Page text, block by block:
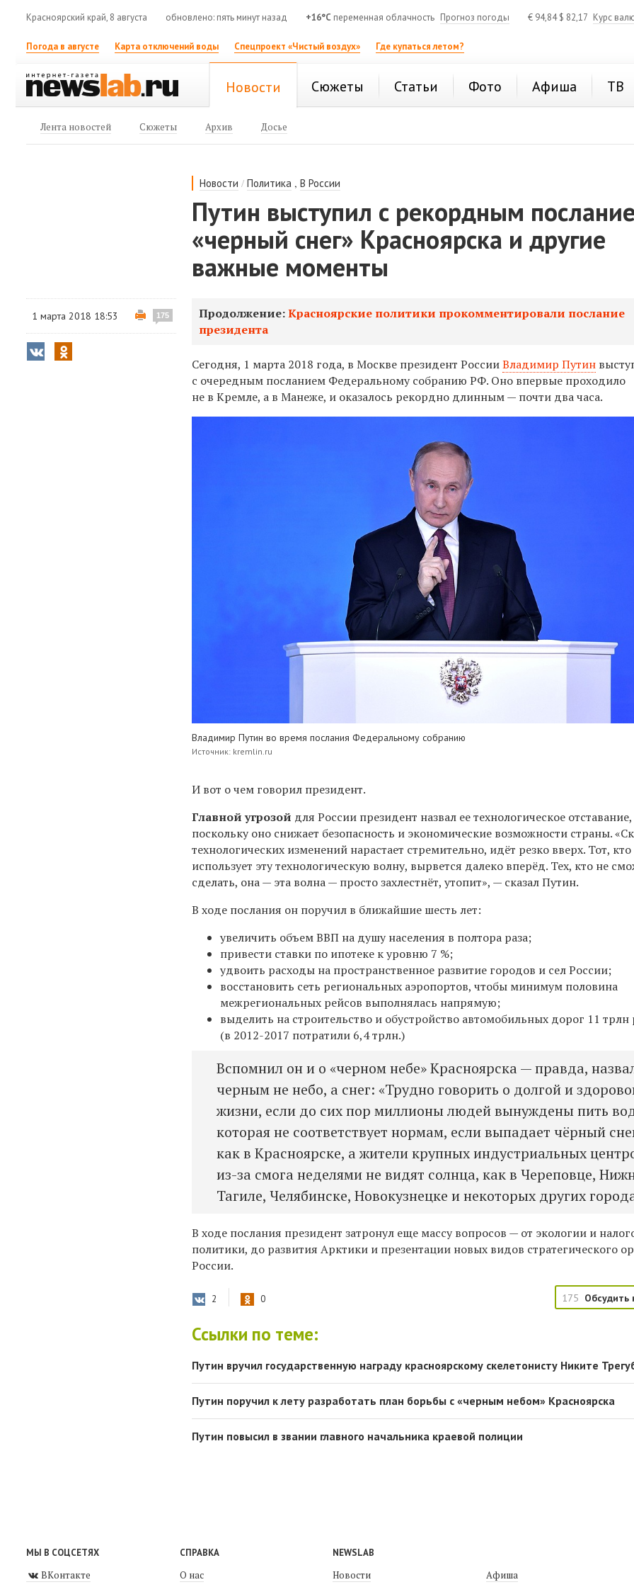
Красноярский край, 8 августа обновлено: пять минут назад +16°C переменная облачность Прогноз погоды € 94,84$ 82,17 Курс
Погода в августе Карта отключений воды Спецпроект «Чистый воздух» Где купаться летом?
Новости Сюжеты Статьи Фото Афиша ТВ
Лента новостей Сюжеты Архив Досье
Новости /Политика ,В России
Путин выступил с рекордным
«черный снег» Красноярска и другие
важные моменты
1 марта 2018 18:53 175 Продолжение:Красноярские политики прокомментировали послание
президента
Сегодня, 1 марта 2018 года, в Москве президент РоссииВладимир Путин
с очередным посланием Федеральному собранию РФ. Оно впервые проходило
не в Кремле, а в Манеже, и оказалось рекордно длинным — почти два часа.
Владимир Путин во время послания Федеральному собранию
Источник: kremlin.ru
И вот о чем говорил президент.
Главной угрозой для России президент назвал ее технологическое отставание,
поскольку оно снижает безопасность и экономические возможности страны.
технологических изменений нарастает стремительно, идёт резко вверх. Тот, кто
использует эту технологическую волну, вырвется далеко вперёд. Тех, кто не
сделать, она — эта волна — просто захлестнёт, утопит», — сказал Путин.
В ходе послания он поручил в ближайшие шесть лет:
увеличить объем ВВП на душу населения в полтора раза;
привести ставки по ипотеке к уровню 7 %;
удвоить расходы на пространственное развитие городов и сел России;
восстановить сеть региональных аэропортов, чтобы минимум половина
межрегиональных рейсов выполнялась напрямую;
выделить на строительство и обустройство автомобильных дорог 11 трлн
(в 2012-2017 потратили 6,4 трлн.)
Вспомнил он и о «черном небе» Красноярска — правда,
черным не небо, а снег: «Трудно говорить о долгой и
жизни, если до сих пор миллионы людей вынуждены пить
которая не соответствует нормам, если выпадает чёрный
как в Красноярске, а жители крупных индустриальных
из-за смога неделями не видят солнца, как в Череповце,
Тагиле, Челябинске, Новокузнецке и некоторых других
В ходе послания президент затронул еще массу вопросов — от экологии и
политики, до развития Арктики и презентации новых видов стратегического
России.
2 0 175 Обсудить
Ссылки по теме:
Путин вручил государственную награду красноярскому скелетонисту Никите
Путин поручил к лету разработать план борьбы с «черным небом» Красноярска
Путин повысил в звании главного начальника краевой полиции
МЫ В СОЦСЕТЯХ
ВКонтакте
СПРАВКА
О нас
NEWSLAB
Новости
Афиша